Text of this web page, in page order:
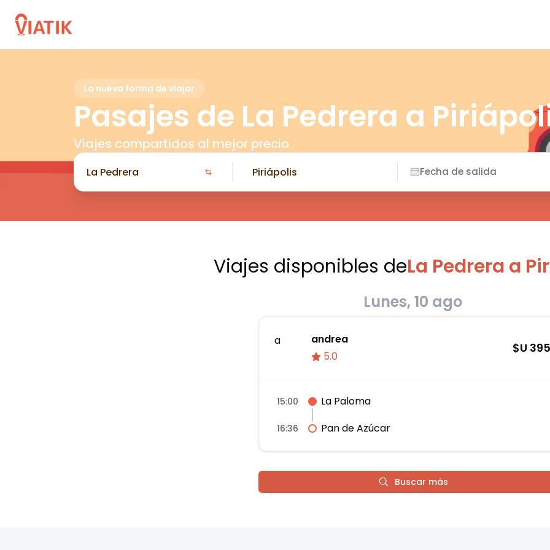
La nueva forma de viajar
Pasajes de La Pedrera a
Viajes compartidos al mejor precio
Fecha de salida
Viajes disponibles deLa Pedrera a
Lunes, 10 ago
a
andrea
5.0
$U 395
15:00 La Paloma
16:36 Pan de Azúcar
Buscar más